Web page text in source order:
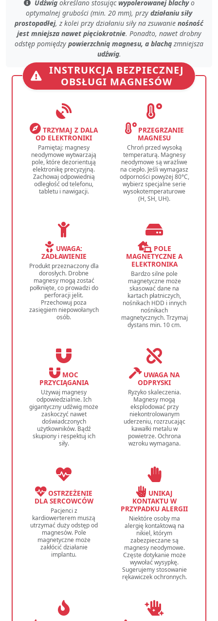
Udźwigokreślano stosując wypolerowanej blachyo
optymalnej grubości (min. 20 mm), przy działaniu siły
prostopadłej, z kolei przy działaniu siły na zsuwanie nośność
jest mniejsza nawet pięciokrotnie. Ponadto, nawet drobny
odstęp pomiędzy powierzchnią magnesu, a blachą zmniejsza
udźwig.
INSTRUKCJA BEZPIECZNEJ
OBSŁUGI MAGNESÓW
TRZYMAJ Z DALA
OD ELEKTRONIKI
Pamiętaj: magnesy
neodymowe wytwarzają
pole, które dezorientują
elektronikę precyzyjną.
Zachowaj odpowiednią
odległość od telefonu,
tabletu i nawigacji.
PRZEGRZANIE
MAGNESU
Chroń przed wysoką
temperaturą. Magnesy
neodymowe są wrażliwe
na ciepło. Jeśli wymagasz
odporności powyżej 80°C,
wybierz specjalne serie
wysokotemperaturowe
(H, SH, UH).
UWAGA:
ZADŁAWIENIE
Produkt przeznaczony dla
dorosłych. Drobne
magnesy mogą zostać
połknięte, co prowadzi do
perforacji jelit.
Przechowuj poza
zasięgiem niepowołanych
osób.
POLE
MAGNETYCZNE A
ELEKTRONIKA
Bardzo silne pole
magnetyczne może
skasować dane na
kartach płatniczych,
nośnikach HDD i innych
nośnikach
magnetycznych. Trzymaj
dystans min. 10 cm.
MOC
PRZYCIĄGANIA
Używaj magnesy
odpowiedzialnie. Ich
gigantyczny udźwig może
zaskoczyć nawet
doświadczonych
użytkowników. Bądź
skupiony i respektuj ich
siły.
UWAGA NA
ODPRYSKI
Ryzyko skaleczenia.
Magnesy mogą
eksplodować przy
niekontrolowanym
uderzeniu, rozrzucając
kawałki metalu w
powietrze. Ochrona
wzroku wymagana.
OSTRZEŻENIE
DLA SERCOWCÓW
Pacjenci z
kardiowerterem muszą
utrzymać duży odstęp od
magnesów. Pole
magnetyczne może
zakłócić działanie
implantu.
UNIKAJ
KONTAKTU W
PRZYPADKU ALERGII
Niektóre osoby ma
alergię kontaktową na
nikiel, którym
zabezpieczane są
magnesy neodymowe.
Częste dotykanie może
wywołać wysypkę.
Sugerujemy stosowanie
rękawiczek ochronnych.